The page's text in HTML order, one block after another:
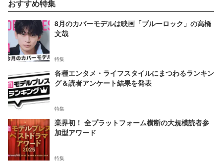
おすすめ特集
8月のカバーモデルは映画「ブルーロック」の高橋
文哉
特集
各種エンタメ・ライフスタイルにまつわるランキン
グ＆読者アンケート結果を発表
特集
業界初！ 全プラットフォーム横断の大規模読者参
加型アワード
特集